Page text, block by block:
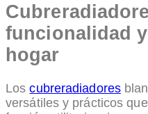
funcionalidad
hogar
Loscubreradiadores
versátiles y prácticos